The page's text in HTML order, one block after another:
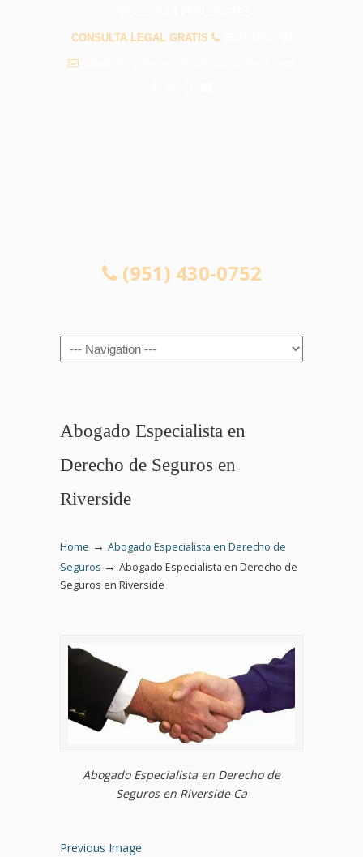
CONSULTA LEGAL GRATIS
(951) 430-0752
Navigation
Abogado Especialista en
Derecho de Seguros en
Riverside
Home → Abogado Especialista en Derecho de
Seguros → Abogado Especialista en Derecho de
Seguros en Riverside
Abogado Especialista en Derecho de
Seguros en Riverside Ca
Previous Image